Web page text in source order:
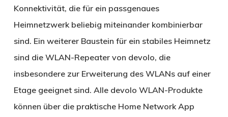
Konnektivität, die für ein passgenaues
Heimnetzwerk beliebig miteinander kombinierbar
sind. Ein weiterer Baustein für ein stabiles Heimnetz
sind die WLAN-Repeater von devolo, die
insbesondere zur Erweiterung des WLANs auf einer
Etage geeignet sind. Alle devolo WLAN-Produkte
können über die praktische Home Network App